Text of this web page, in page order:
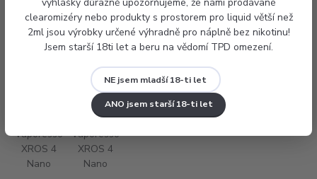
clearomizéry nebo produkty s prostorem pro liquid větší než
2ml jsou výrobky určené výhradně pro náplně bez nikotinu!
Jsem starší 18ti let a beru na vědomí TPD omezení.
NE jsem mladší 18-ti let
ANO jsem starší 18-ti let
Vaporesso XROS 4 Nano